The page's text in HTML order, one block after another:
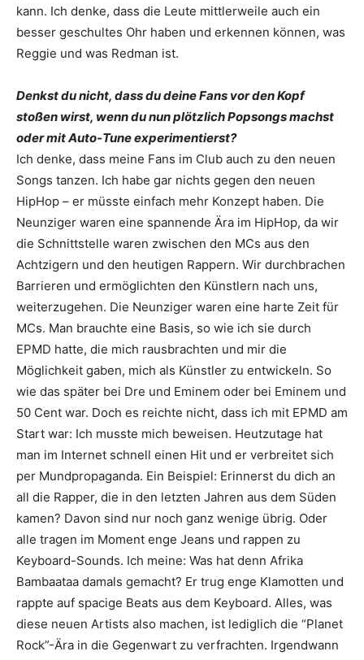
kann. Ich denke, dass die Leute mittlerweile auch ein
besser geschultes Ohr haben und erkennen können, was
Reggie und was Redman ist.
Denkst du nicht, dass du deine Fans vor den Kopf
stoßen wirst, wenn du nun plötzlich Popsongs machst
oder mit Auto-Tune experimentierst?
Ich denke, dass meine Fans im Club auch zu den neuen
Songs tanzen. Ich habe gar nichts gegen den neuen
HipHop – er müsste einfach mehr Konzept haben. Die
Neunziger waren eine spannende Ära im HipHop, da wir
die Schnittstelle waren zwischen den MCs aus den
Achtzigern und den heutigen Rappern. Wir durchbrachen
Barrieren und ermöglichten den Künstlern nach uns,
weiterzugehen. Die Neunziger waren eine harte Zeit für
MCs. Man brauchte eine Basis, so wie ich sie durch
EPMD hatte, die mich rausbrachten und mir die
Möglichkeit gaben, mich als Künstler zu entwickeln. So
wie das später bei Dre und Eminem oder bei Eminem und
50 Cent war. Doch es reichte nicht, dass ich mit EPMD am
Start war: Ich musste mich beweisen. Heutzutage hat
man im Internet schnell einen Hit und er verbreitet sich
per Mundpropaganda. Ein Beispiel: Erinnerst du dich an
all die Rapper, die in den letzten Jahren aus dem Süden
kamen? Davon sind nur noch ganz wenige übrig. Oder
alle tragen im Moment enge Jeans und rappen zu
Keyboard-Sounds. Ich meine: Was hat denn Afrika
Bambaataa damals gemacht? Er trug enge Klamotten und
rappte auf spacige Beats aus dem Keyboard. Alles, was
diese neuen Artists also machen, ist lediglich die “Planet
Rock”-Ära in die Gegenwart zu verfrachten. Irgendwann